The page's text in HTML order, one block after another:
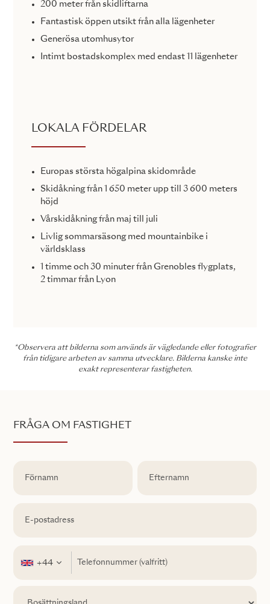
200 meter från skidliftarna
Fantastisk öppen utsikt från alla lägenheter
Generösa utomhusytor
Intimt bostadskomplex med endast 11 lägenheter
LOKALA FÖRDELAR
Europas största högalpina skidområde
Skidåkning från 1 650 meter upp till 3 600 meters
höjd
Vårskidåkning från maj till juli
Livlig sommarsäsong med mountainbike i
världsklass
1 timme och 30 minuter från Grenobles flygplats,
2 timmar från Lyon
*Observera att bilderna som används är vägledande eller fotografier
från tidigare arbeten av samma utvecklare. Bilderna kanske inte
exakt representerar fastigheten.
FRÅGA OM FASTIGHET
+44